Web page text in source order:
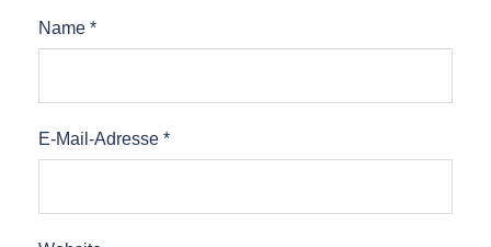
Name *
E-Mail-Adresse *